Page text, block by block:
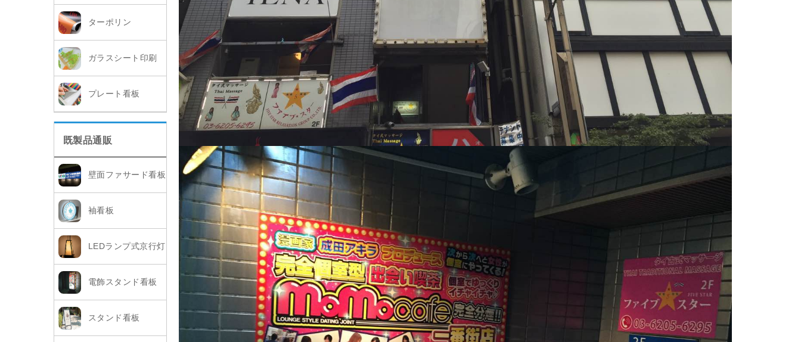
ターポリン
ガラスシート印刷
プレート看板
既製品通販
壁面ファサード看板
袖看板
LEDランプ式京行灯
電飾スタンド看板
スタンド看板